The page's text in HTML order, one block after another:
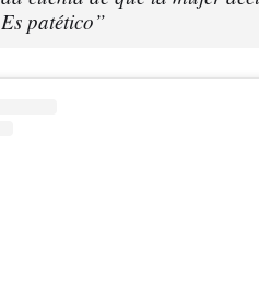
Es patético”